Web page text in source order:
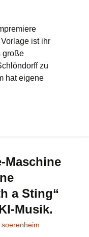
ist ihr
große
zu
hat eigene
Maschine
a Sting“
Musik.
soerenheim